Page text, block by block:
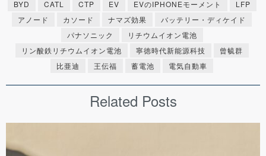
BYD CATL CTP EV EVのIPHONEモーメント
LFP
アノード
カソード ナマズ効果
バッテリー・ディケイド
パナソニック
リチウムイオン電池
リン酸鉄リチウムイオン電池
寧徳時代新能源科技
曾毓群
比亜迪
王伝福 蓄電池 電気自動車
Related Posts